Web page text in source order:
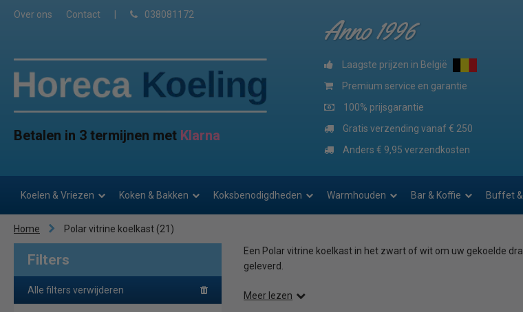
Over ons Contact 038081172
Betalen in 3 termijnen met Klarna
Anno 1996
Laagste prijzen in België
Premium service en garantie
100% prijsgarantie
Gratis verzending vanaf € 250
Anders € 9,95 verzendkosten
Koelen & Vriezen Koken & Bakken Koksbenodigdheden Warmhouden Bar & Koffie Buffet
Home Polar vitrine koelkast (21)
Filters
Alle filters verwijderen
Een Polar vitrine koelkast in het zwart of wit om uw gekoelde
geleverd.
Meer lezen